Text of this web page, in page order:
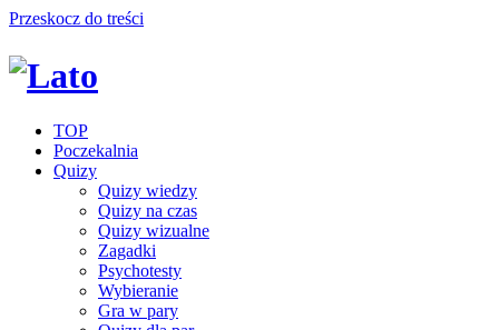
Przeskocz do treści
TOP
Poczekalnia
Quizy
Quizy wiedzy
Quizy na czas
Quizy wizualne
Zagadki
Psychotesty
Wybieranie
Gra w pary